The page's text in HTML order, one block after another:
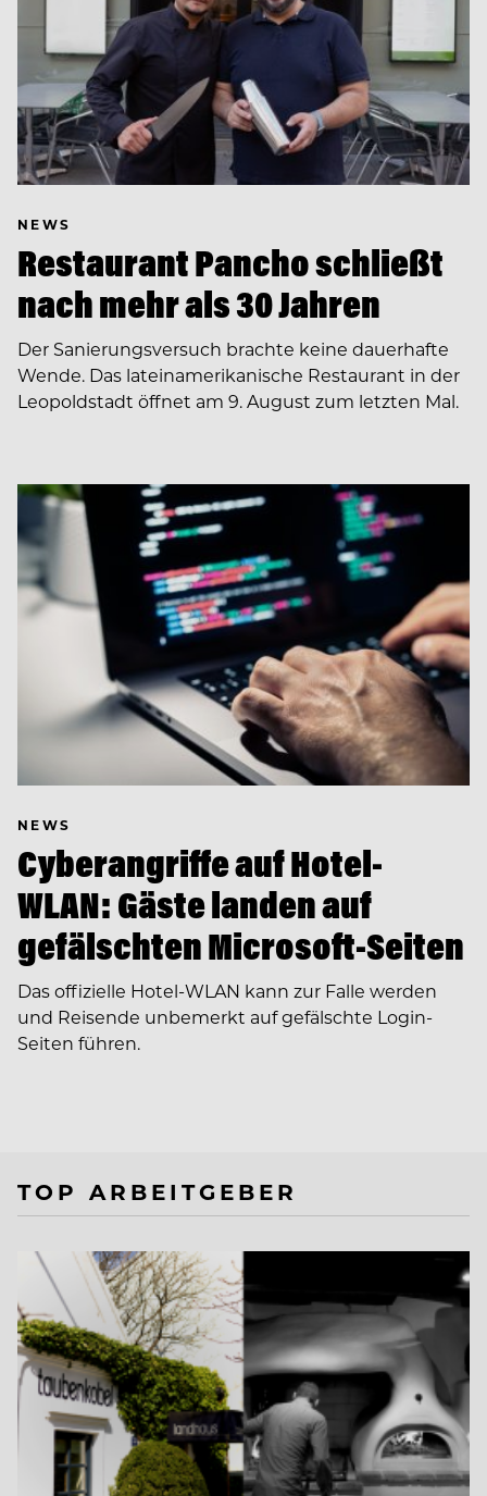
NEWS
Restaurant Pancho schließt
nach mehr als 30 Jahren
Der Sanierungsversuch brachte keine dauerhafte
Wende. Das lateinamerikanische Restaurant in der
Leopoldstadt öffnet am 9. August zum letzten Mal.
NEWS
Cyberangriffe auf Hotel-
WLAN: Gäste landen auf
gefälschten Microsoft-Seiten
Das offizielle Hotel-WLAN kann zur Falle werden
und Reisende unbemerkt auf gefälschte Login-
Seiten führen.
TOP ARBEITGEBER